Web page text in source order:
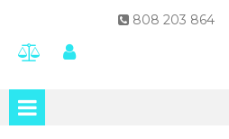
 808 203 864